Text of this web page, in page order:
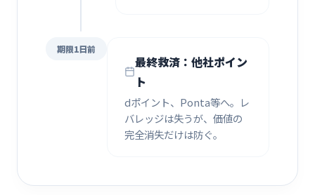
期限1日前
最終救済：他社ポイン
ト
dポイント、Ponta等へ。レ
バレッジは失うが、価値の
完全消失だけは防ぐ。